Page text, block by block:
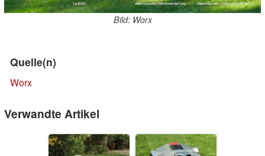
Bild: Worx
Quelle(n)
Worx
Verwandte Artikel